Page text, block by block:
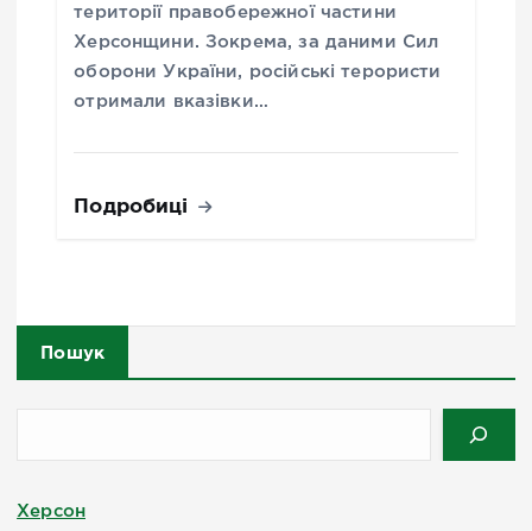
території правобережної частини
Херсонщини. Зокрема, за даними Сил
оборони України, російські терористи
отримали вказівки…
Подробиці
Пошук
Херсон